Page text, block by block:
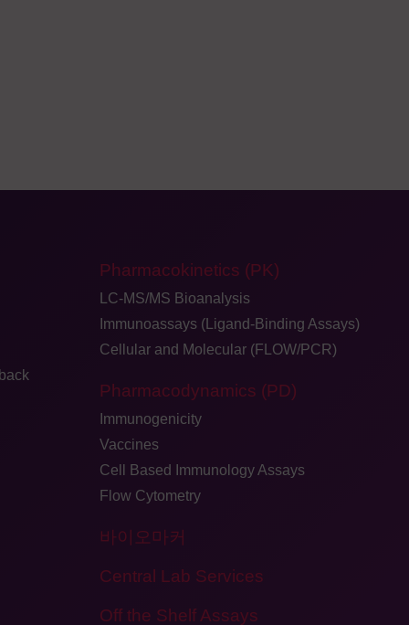
Pharmacokinetics (PK)
LC-MS/MS Bioanalysis
Immunoassays (Ligand-Binding Assays)
Cellular and Molecular (FLOW/PCR)
Pharmacodynamics (PD)
Immunogenicity
Vaccines
Cell Based Immunology Assays
Flow Cytometry
바이오마커
Central Lab Services
Off the Shelf Assays